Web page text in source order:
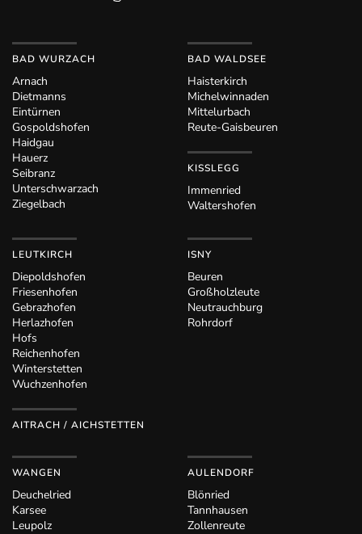
BAD WURZACH
Arnach
Dietmanns
Eintürnen
Gospoldshofen
Haidgau
Hauerz
Seibranz
Unterschwarzach
Ziegelbach
BAD WALDSEE
Haisterkirch
Michelwinnaden
Mittelurbach
Reute-Gaisbeuren
KISSLEGG
Immenried
Waltershofen
LEUTKIRCH
Diepoldshofen
Friesenhofen
Gebrazhofen
Herlazhofen
Hofs
Reichenhofen
Winterstetten
Wuchzenhofen
AITRACH / AICHSTETTEN
ISNY
Beuren
Großholzleute
Neutrauchburg
Rohrdorf
WANGEN
Deuchelried
Karsee
Leupolz
AULENDORF
Blönried
Tannhausen
Zollenreute